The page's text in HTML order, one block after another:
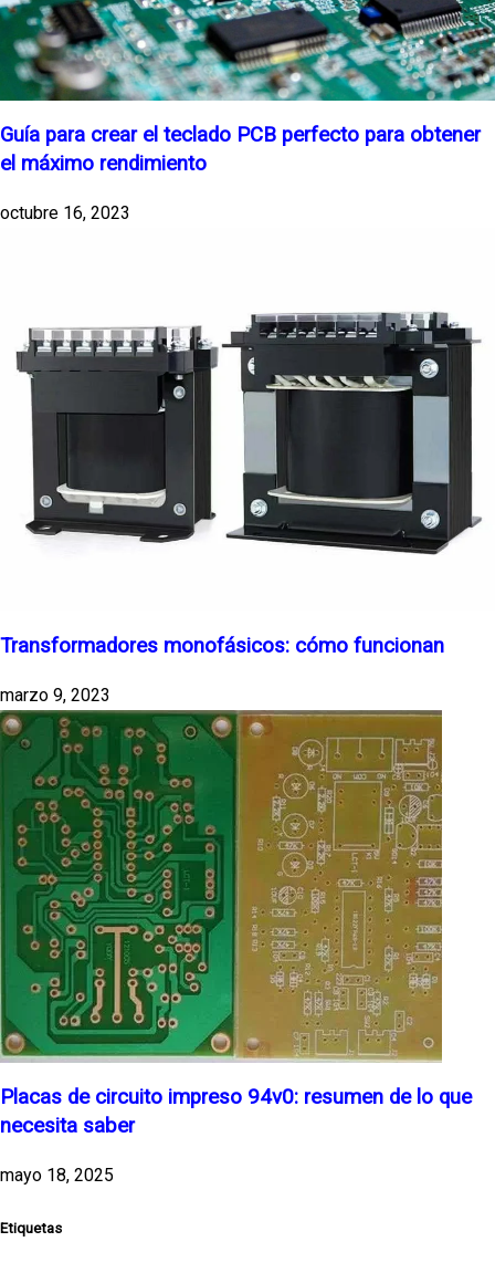
Guía para crear el teclado PCB perfecto para obtener
el máximo rendimiento
octubre 16, 2023
Transformadores monofásicos: cómo funcionan
marzo 9, 2023
Placas de circuito impreso 94v0: resumen de lo que
necesita saber
mayo 18, 2025
Etiquetas